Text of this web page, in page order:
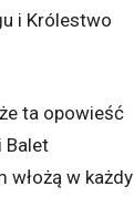
i Królestwo
ta opowieść
Balet
włożą w każdy